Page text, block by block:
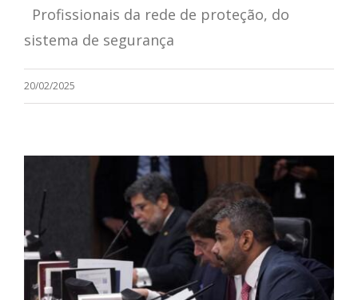
Profissionais da rede de proteção, do
sistema de segurança
20/02/2025